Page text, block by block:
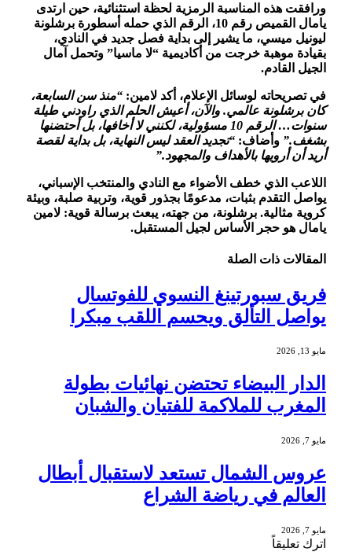
ورافقت هذه المناسبة الرمزية لحظة استثنائية، حين ارتدى
يامال القميص رقم 10، الرقم الذي حمله أسطورة برشلونة
ليونيل ميسي، ما يشير إلى بداية فصل جديد في النادي،
بقيادة موهبة خرجت من أكاديمية “لا ماسيا” وتحمل آمال
الجيل القادم.
في تصريحاته لوسائل الإعلام، أكد لامين:“منذ سن السابعة،
كان برشلونة عالمي. والآن، أعيش الحلم الذي راودني طيلة
سنوات… الرقم 10 مسؤولية، لكنني لا أخافها، بل أحتضنها
بشغف.”وأضاف:“تجديد العقد ليس النهاية، بل بداية لقصة
أريد أن أرويها بالأهداف والمجهود.”
اللاعب الذي خطف الأضواء مع النادي والمنتخب الإسباني،
يواصل التقدم بثبات، مدعومًا بجذور قوية، وتربية صلبة، وبيئة
كروية مثالية. برشلونة، من جهته، يبعث برسالة قوية: لامين
يامال هو حجر الأساس لجيل المستقبل.
المقالاتذات الصلة
فريق سبورتينغ النسوي للفوتسال
يواصل التألق ويحسم اللقب مبكرا
مايو 13, 2026
الدار البيضاء تحتضن نهائيات بطولة
المغرب للملاكمة للفتيان والشبان
مايو 7, 2026
عروس الشمال تستعد لاستقبال أبطال
العالم في رياضة الشراع
مايو 7, 2026
اترك تعليقاً